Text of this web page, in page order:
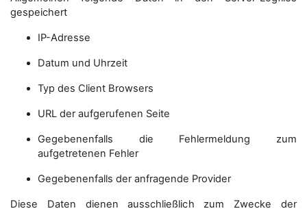
gespeichert
IP-Adresse
Datum und Uhrzeit
Typ des Client Browsers
URL der aufgerufenen Seite
Gegebenenfalls die Fehlermeldung zum
aufgetretenen Fehler
Gegebenenfalls der anfragende Provider
Diese Daten dienen ausschließlich zum Zwecke der